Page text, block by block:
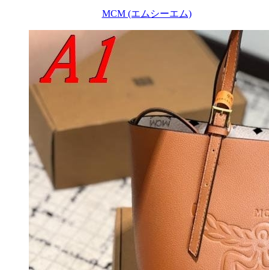
MCM (エムシーエム)